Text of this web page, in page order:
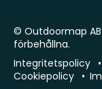
© Outdoormap
förbehållna.
Integritetspolicy
Cookiepolicy